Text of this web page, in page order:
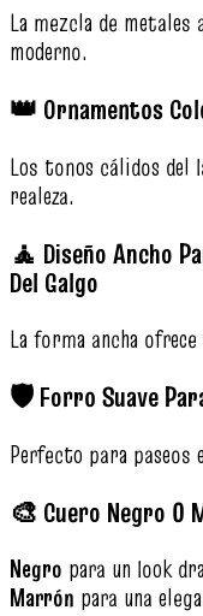
La mezcla de
moderno.
👑 Ornamentos
Los tonos cálidos del
realeza.
🧘 Diseño Ancho
Del Galgo
La forma ancha
🛡️ Forro Suave
Perfecto para paseos
🎨 Cuero Negro O
Negro para un look
Marrón para una